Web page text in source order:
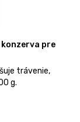
pre
trávenie,
g.